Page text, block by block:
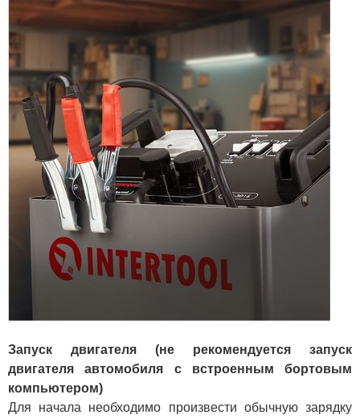
Запуск двигателя (не рекомендуется запуск
двигателя автомобиля с встроенным бортовым
компьютером)
Для начала необходимо произвести обычную зарядку